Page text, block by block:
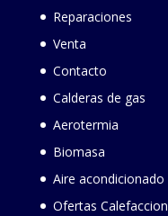
Reparaciones
Venta
Contacto
Calderas de gas
Aerotermia
Biomasa
Aire acondicionado
Ofertas Calefaccion